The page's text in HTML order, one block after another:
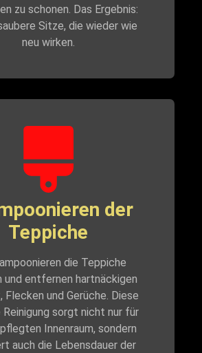
zu schonen. Das Ergebnis:
Sitze, die wieder wie
neu wirken.
der
Teppiche
die Teppiche
und entfernen hartnäckigen
Flecken und Gerüche. Diese
sorgt nicht nur für
Innenraum, sondern
auch die Lebensdauer der